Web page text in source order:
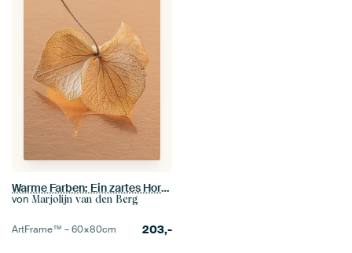
Warme Farben: Ein zartes Hortensienblatt
von Marjolijn van den Berg
ArtFrame™ –60×80cm 203,-